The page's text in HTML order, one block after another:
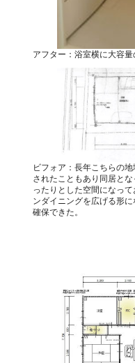
アフター：浴室横に大容量
ビフォア：長年こちらの
されたこともあり同居と
ったりとした空間になっ
ンダイニングを広げる形
確保できた。